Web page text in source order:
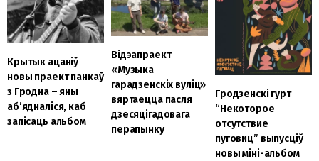
Крытык ацаніў
новы праект панкаў
з Гродна – яны
аб’ядналіся, каб
запісаць альбом
Відэапраект
«Музыка
гарадзенскіх вуліц»
вяртаецца пасля
дзесяцігадовага
перапынку
Гродзенскі гурт
“Некоторое
отсутствие
пуговиц” выпусціў
новы міні-альбом